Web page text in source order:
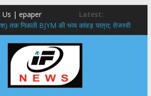
Us | epaper
Latest:
तक निकली BJYM की भव्य कांवड़ यात्रा; तेजस्वी
के कल्याण की कामना
के EE, AE और JE निलंबित, सीएम धामी के निर्देश
पेंशन लाभार्थियों को कुल 146 करोड़ 32 लाख
मुख्यमंत्री धामी ने उत्कृष्ट बुनकरों और हस्तशिल्प